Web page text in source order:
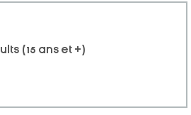
(15 ans et +)